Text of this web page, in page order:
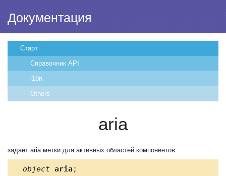
Документация
Старт
Справочник API
i18n
Others
aria
задает aria метки для активных областей компонентов
object aria;